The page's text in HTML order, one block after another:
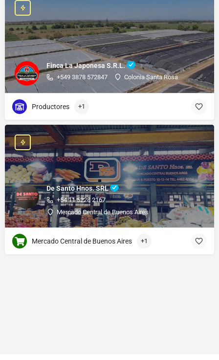
Finca La Japonesa S.R.L.
+549 3878 572847 Colonia Santa Rosa
Productores +1
De Santo Hnos. SRL
+54 11 5228 2167
Mercado Central de Buenos Aires
Mercado Central de Buenos Aires +1